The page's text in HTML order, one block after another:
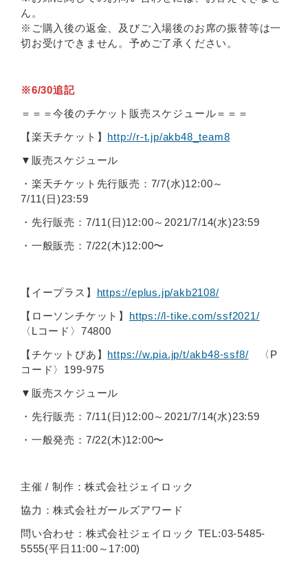
ん。
※ご購入後の返金、及びご入場後のお席の振替等は一
切お受けできません。予めご了承ください。
※6/30追記
＝＝＝今後のチケット販売スケジュール＝＝＝
【楽天チケット】 http://r-t.jp/akb48_team8
▼販売スケジュール
・楽天チケット先行販売：7/7(水)12:00～
7/11(日)23:59
・先行販売：7/11(日)12:00～2021/7/14(水)23:59
・一般販売：7/22(木)12:00〜
【イープラス】 https://eplus.jp/akb2108/
【ローソンチケット】 https://l-tike.com/ssf2021/
〈Lコード〉74800
【チケットぴあ】 https://w.pia.jp/t/akb48-ssf8/ 〈P
コード〉199-975
▼販売スケジュール
・先行販売：7/11(日)12:00～2021/7/14(水)23:59
・一般発売：7/22(木)12:00〜
主催 / 制作：株式会社ジェイロック
協力：株式会社ガールズアワード
問い合わせ：株式会社ジェイロック TEL:03-5485-
5555(平日11:00～17:00)